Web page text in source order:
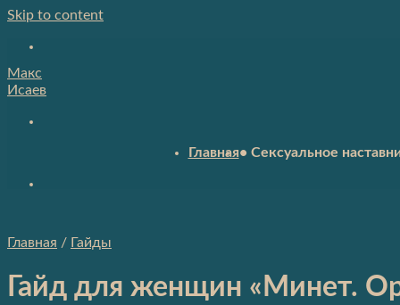
Skip to content
Макс
Исаев
Главная• Сексуальное
Главная / Гайды
Гайд для женщин «Минет.